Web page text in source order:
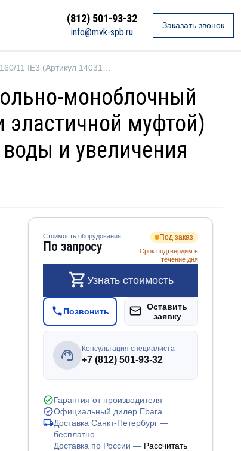
(812) 501-93-32
info@mvk-spb.ru
Заказать звонок
моноблочный
муфтой)
и увеличения
Стоимость оборудования
По запросу
Под заказ
Срок подтвердим в
течение дня
Узнать стоимость
Позвонить
Оставить
заявку
Консультация специалиста
+7 (812) 501-93-32
Гарантия от производителя
Официальный дилер Ebara
Доставка Санкт-Петербург —
бесплатно
Доставка по России — Рассчитать